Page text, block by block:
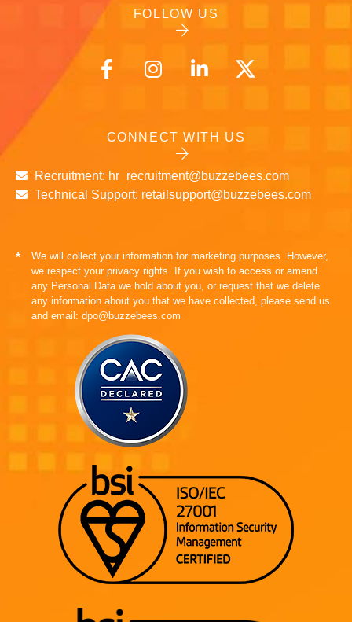
FOLLOW US
CONNECT WITH US
Recruitment: hr_recruitment@buzzebees.com
Technical Support: retailsupport@buzzebees.com
*
We will collect your information for marketing purposes. However,
we respect your privacy rights. If you wish to access or amend
any Personal Data we hold about you, or request that we delete
any information about you that we have collected, please send us
and email: dpo@buzzebees.com